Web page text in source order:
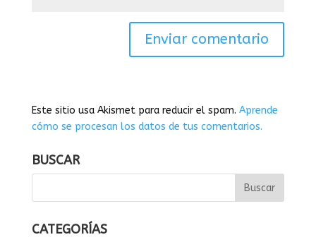
Este sitio usa Akismet para reducir el spam. Aprende
cómo se procesan los datos de tus comentarios.
BUSCAR
CATEGORÍAS